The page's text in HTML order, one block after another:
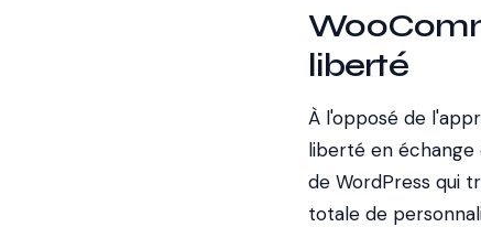
liberté
À l'opposé de
liberté en échange
de WordPress qui
totale de